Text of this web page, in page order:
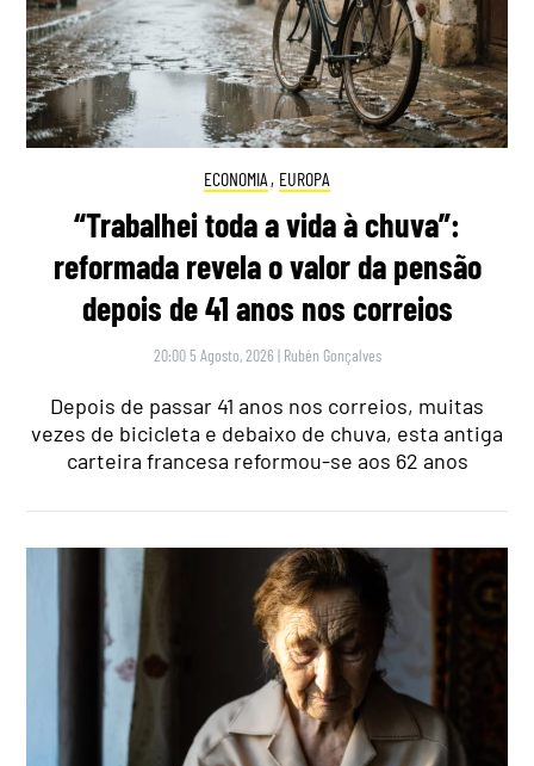
ECONOMIA , EUROPA
“Trabalhei toda a vida à chuva”:
reformada revela o valor da pensão
depois de 41 anos nos correios
20:00 5 Agosto, 2026 | Rubén Gonçalves
Depois de passar 41 anos nos correios, muitas
vezes de bicicleta e debaixo de chuva, esta antiga
carteira francesa reformou-se aos 62 anos